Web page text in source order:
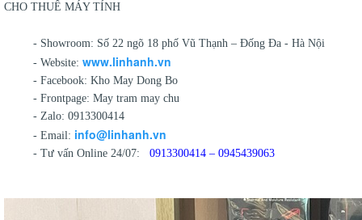
CHO THUÊ MÁY TÍNH
- Showroom: Số 22 ngõ 18 phố Vũ Thạnh – Đống Đa - Hà Nội
- Website: www.linhanh.vn
- Facebook: Kho May Dong Bo
- Frontpage: May tram may chu
- Zalo: 0913300414
- Email: info@linhanh.vn
- Tư vấn Online 24/07: 0913300414 – 0945439063